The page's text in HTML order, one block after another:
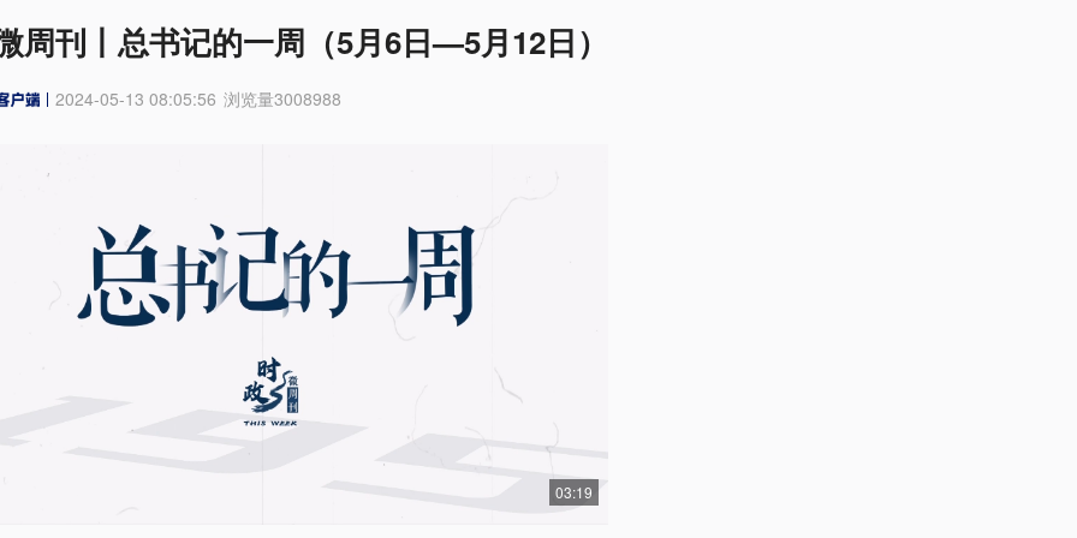
周刊丨总书记的一周（5月6日—5月12日）
2024-05-13 08:05:56 浏览量3008988
03:19